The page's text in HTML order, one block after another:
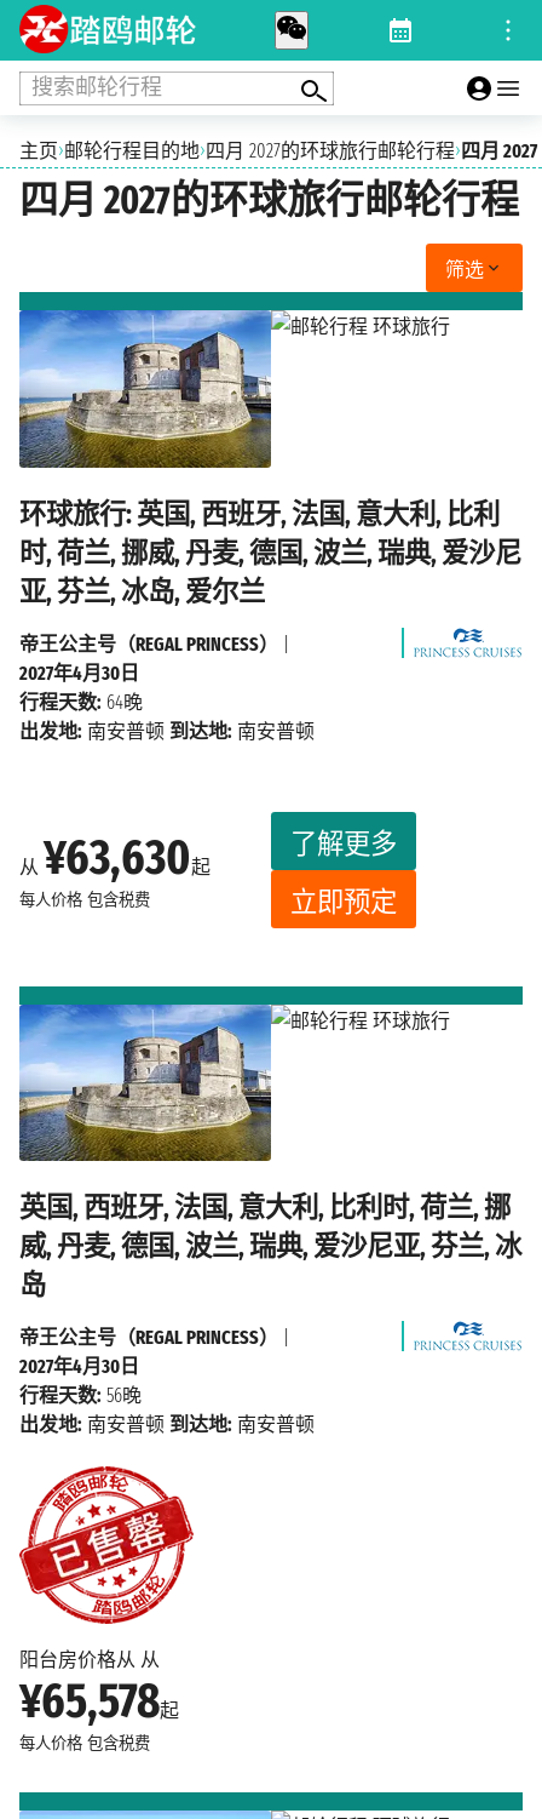
搜索邮轮行程
主页›邮轮行程目的地›四月 2027的环球旅行邮轮行程›四月 2027
四月 2027的环球旅行邮轮行程
筛选
环球旅行: 英国, 西班牙, 法国, 意大利, 比利
时, 荷兰, 挪威, 丹麦, 德国, 波兰, 瑞典, 爱沙尼
亚, 芬兰, 冰岛, 爱尔兰
从 ¥63,630起
每人价格 包含税费
了解更多
立即预定
帝王公主号（REGAL PRINCESS）
2027年4月30日
行程天数: 64晚
出发地: 南安普顿 到达地: 南安普顿
英国, 西班牙, 法国, 意大利, 比利时, 荷兰, 挪
威, 丹麦, 德国, 波兰, 瑞典, 爱沙尼亚, 芬兰, 冰
岛
阳台房价格从 从
¥65,578起
每人价格 包含税费
帝王公主号（REGAL PRINCESS）
2027年4月30日
行程天数: 56晚
出发地: 南安普顿 到达地: 南安普顿